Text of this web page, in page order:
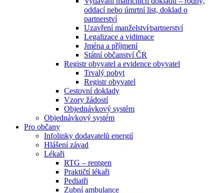
oddací nebo úmrtní list, doklad o
partnerství
Uzavření manželství⁄partnerství
Legalizace a vidimace
Jména a příjmení
Státní občanství ČR
Registr obyvatel a evidence obyvatel
Trvalý pobyt
Registr obyvatel
Cestovní doklady
Vzory žádostí
Objednávkový systém
Objednávkový systém
Pro občany
Infolinky dodavatelů energií
Hlášení závad
Lékaři
RTG – rentgen
Praktičtí lékaři
Pediatři
Zubní ambulance